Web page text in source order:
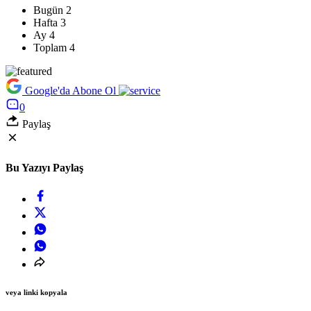
Bugün 2
Hafta 3
Ay 4
Toplam 4
Google'da Abone Ol
0
Paylaş
Bu Yazıyı Paylaş
veya linki kopyala